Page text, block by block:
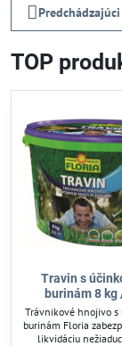
TOP
Travin s
burinám 8
Trávnikové hnojivo s
burinám Floria
likvidáciu